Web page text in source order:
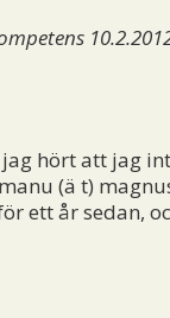
hört att jag
manu (ä t)
ett år sedan,